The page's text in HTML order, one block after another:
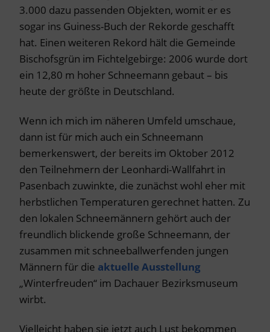
3.000 dazu passenden Objekten, womit er es
sogar ins Guiness-Buch der Rekorde geschafft
hat. Einen weiteren Rekord hält die Gemeinde
Bischofsgrün im Fichtelgebirge: 2006 wurde dort
ein 12,80 m hoher Schneemann gebaut – bis
heute der größte in Deutschland.
Wenn ich mich im näheren Umfeld umschaue,
dann ist für mich auch ein Schneemann
bemerkenswert, der bereits im Oktober 2012
den Teilnehmern der Leonhardi-Wallfahrt in
Pasenbach zuwinkte, die zunächst wohl eher mit
herbstlichen Temperaturen gerechnet hatten. Zu
den lokalen Schneemännern gehört auch der
freundlich blickende große Schneemann, der
zusammen mit schneeballwerfenden jungen
Männern für die aktuelle Ausstellung
„Winterfreuden“ im Dachauer Bezirksmuseum
wirbt.
Vielleicht haben sie jetzt auch Lust bekommen